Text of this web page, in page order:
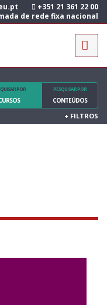
+351 21 361 22 00
de rede fixa nacional
POR PESQUISAR POR
CONTEÚDOS
+ FILTROS